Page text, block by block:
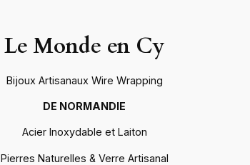
Le Monde en Cy
Bijoux Artisanaux Wire Wrapping
DE NORMANDIE
Acier Inoxydable et Laiton
Pierres Naturelles & Verre Artisanal